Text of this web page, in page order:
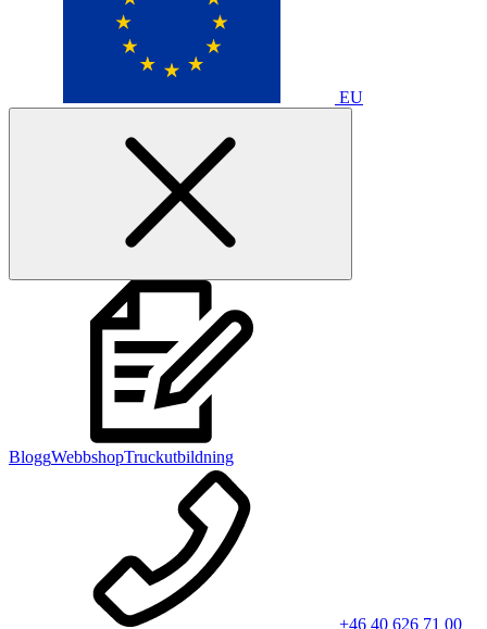
EU
BloggWebbshopTruckutbildning
+46 40 626 71 00